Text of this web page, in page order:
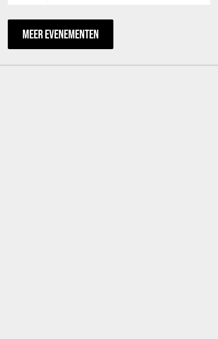
MEER EVENEMENTEN